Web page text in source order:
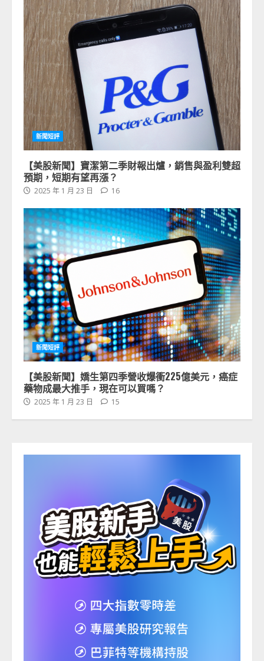
新聞短評
【美股新聞】寶潔第二季財報出爐，銷售與盈利雙超
預期，短期有望再漲？
2025 年 1 月 23 日 16
新聞短評
【美股新聞】嬌生第四季營收爆衝225億美元，癌症
藥物成最大推手，現在可以買嗎？
2025 年 1 月 23 日 15